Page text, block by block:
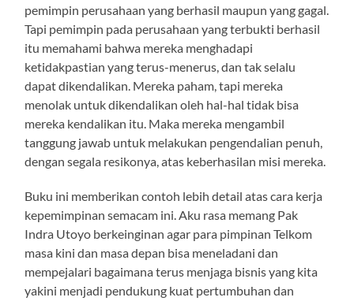
pemimpin perusahaan yang berhasil maupun yang gagal.
Tapi pemimpin pada perusahaan yang terbukti berhasil
itu memahami bahwa mereka menghadapi
ketidakpastian yang terus-menerus, dan tak selalu
dapat dikendalikan. Mereka paham, tapi mereka
menolak untuk dikendalikan oleh hal-hal tidak bisa
mereka kendalikan itu. Maka mereka mengambil
tanggung jawab untuk melakukan pengendalian penuh,
dengan segala resikonya, atas keberhasilan misi mereka.
Buku ini memberikan contoh lebih detail atas cara kerja
kepemimpinan semacam ini. Aku rasa memang Pak
Indra Utoyo berkeinginan agar para pimpinan Telkom
masa kini dan masa depan bisa meneladani dan
mempejalari bagaimana terus menjaga bisnis yang kita
yakini menjadi pendukung kuat pertumbuhan dan